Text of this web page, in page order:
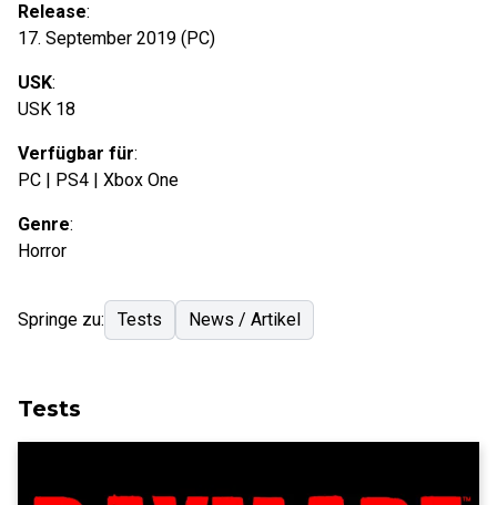
Release:
17. September 2019 (PC)
USK:
USK 18
Verfügbar für:
PC | PS4 | Xbox One
Genre:
Horror
Springe zu: Tests News / Artikel
Tests